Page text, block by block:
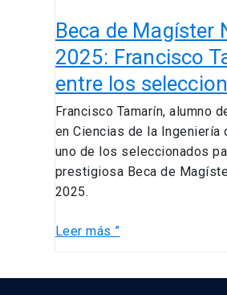
Beca de Magíster
2025: Francisco
entre los
Francisco Tamarín, alumno
en Ciencias de la Ingeniería
uno de los seleccionados
prestigiosa Beca de
2025.
Leer más ”